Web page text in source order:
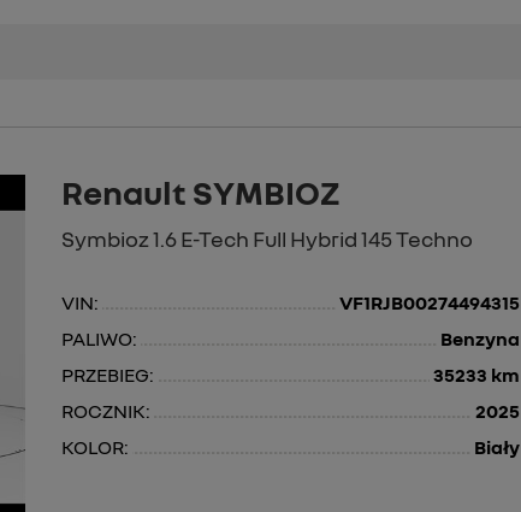
Renault SYMBIOZ
Symbioz 1.6 E-Tech Full Hybrid 145 Techno
VIN:
VF1RJB00274494315
PALIWO:
Benzyna
PRZEBIEG:
35233 km
ROCZNIK:
2025
KOLOR:
Biały